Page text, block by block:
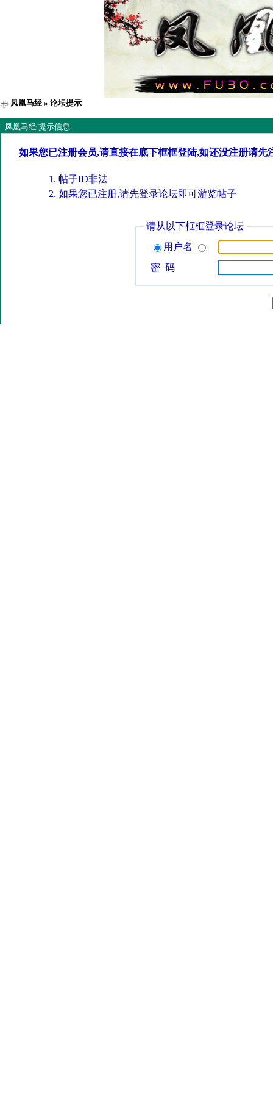
凤凰马经» 论坛提示
凤凰马经 提示信息
如果您已注册会员,请直接在底下框框登陆,如还没注册请先
帖子ID非法
如果您已注册,请先登录论坛即可游览帖子
请从以下框框登录论坛
用户名
密 码